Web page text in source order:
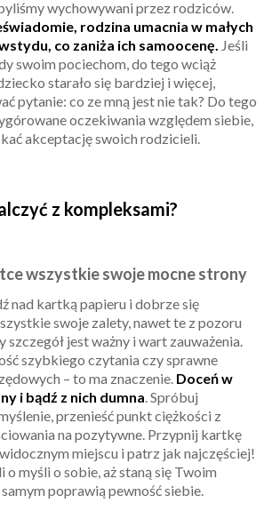
wychowywani przez rodziców.
rodzina umacnia w małych
co zaniża ich samoocenę. Jeśli
swoim pociechom, do tego wciąż
starało się bardziej i więcej,
pytanie: co ze mną jest nie tak? Do tego
oczekiwania względem siebie,
akceptację swoich rodzicieli.
z kompleksami?
wszystkie swoje mocne strony
nad kartką papieru i dobrze się
swoje zalety, nawet te z pozoru
szczegół jest ważny i wart zauważenia.
szybkiego czytania czy sprawne
– to ma znaczenie. Doceń w
i bądź z nich dumna. Spróbuj
przenieść punkt ciężkości z
na pozytywne. Przypnij kartkę
miejscu i patrz jak najczęściej!
myśli o sobie, aż staną się Twoim
poprawią pewność siebie.